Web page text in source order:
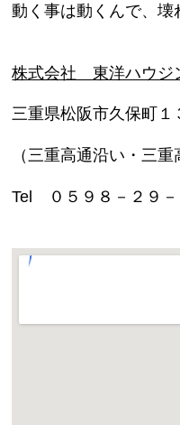
動く事は動くんで、
株式会社 東洋ハウジ
三重県松阪市久保町１
（三重高通沿い・三重
Tel ０５９８－２９－